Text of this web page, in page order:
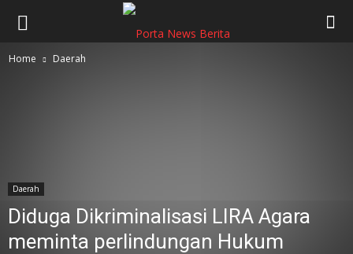
Home Daerah
Daerah
Diduga Dikriminalisasi LIRA Agara
meminta perlindungan Hukum